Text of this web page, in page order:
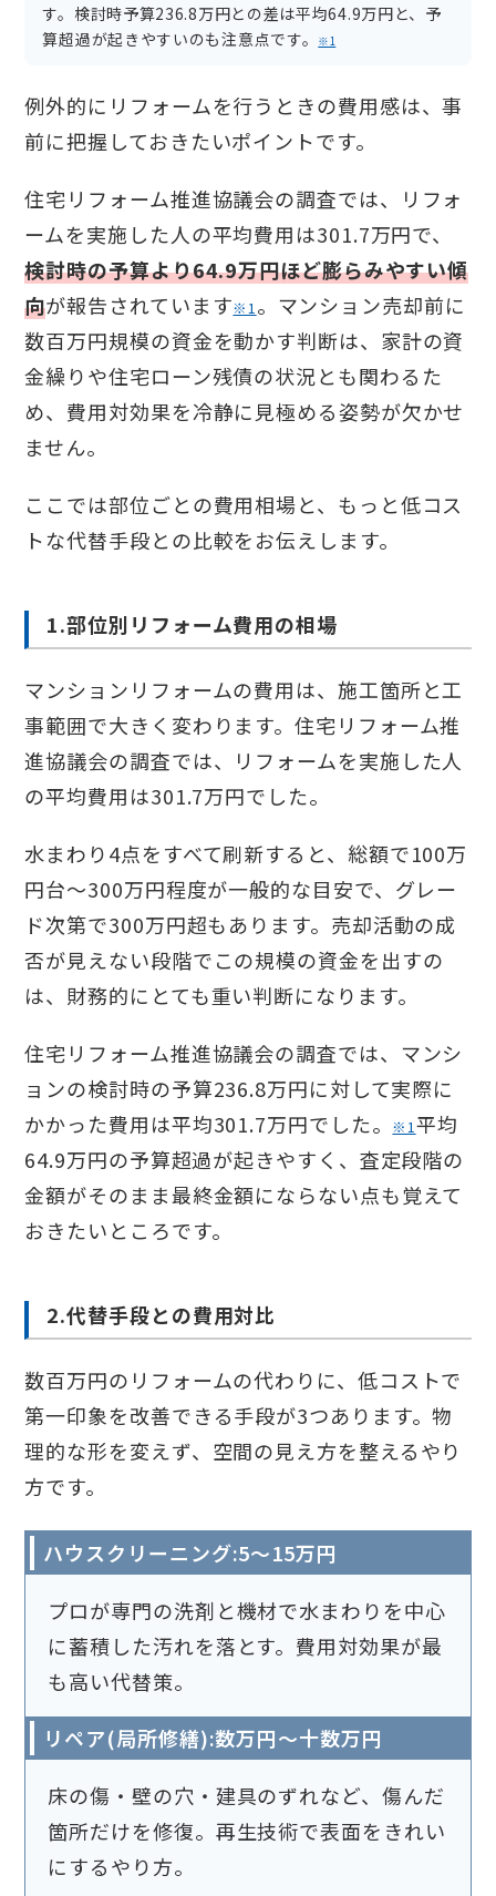
す。検討時予算236.8万円との差は平均64.9万円と、予
算超過が起きやすいのも注意点です。
※1
例外的にリフォームを行うときの費用感は、事
前に把握しておきたいポイントです。
住宅リフォーム推進協議会の調査では、リフォ
ームを実施した人の平均費用は301.7万円で、
検討時の予算より64.9万円ほど膨らみやすい傾
向が報告されています※1。マンション売却前に
数百万円規模の資金を動かす判断は、家計の資
金繰りや住宅ローン残債の状況とも関わるた
め、費用対効果を冷静に見極める姿勢が欠かせ
ません。
ここでは部位ごとの費用相場と、もっと低コス
トな代替手段との比較をお伝えします。
1.部位別リフォーム費用の相場
マンションリフォームの費用は、施工箇所と工
事範囲で大きく変わります。住宅リフォーム推
進協議会の調査では、リフォームを実施した人
の平均費用は301.7万円でした。
水まわり4点をすべて刷新すると、総額で100万
円台〜300万円程度が一般的な目安で、グレー
ド次第で300万円超もあります。売却活動の成
否が見えない段階でこの規模の資金を出すの
は、財務的にとても重い判断になります。
住宅リフォーム推進協議会の調査では、マンシ
ョンの検討時の予算236.8万円に対して実際に
かかった費用は平均301.7万円でした。
※1平均
64.9万円の予算超過が起きやすく、査定段階の
金額がそのまま最終金額にならない点も覚えて
おきたいところです。
2.代替手段との費用対比
数百万円のリフォームの代わりに、低コストで
第一印象を改善できる手段が3つあります。物
理的な形を変えず、空間の見え方を整えるやり
方です。
ハウスクリーニング:5〜15万円
プロが専門の洗剤と機材で水まわりを中心
に蓄積した汚れを落とす。費用対効果が最
も高い代替策。
リペア(局所修繕):数万円〜十数万円
床の傷・壁の穴・建具のずれなど、傷んだ
箇所だけを修復。再生技術で表面をきれい
にするやり方。